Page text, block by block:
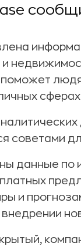
советами
данные
и